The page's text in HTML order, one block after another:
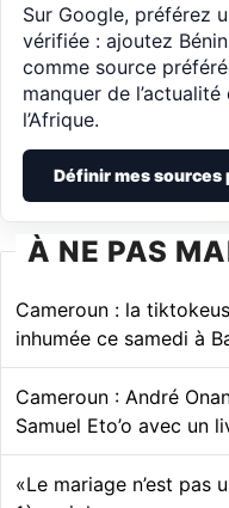
Sur Google, préférez
vérifiée : ajoutez
comme source
manquer de
l’Afrique.
Définir mes sources
À NE PAS
Cameroun : la
inhumée ce samedi à
Cameroun : André
Samuel Eto’o avec un
«Le mariage n’est pas